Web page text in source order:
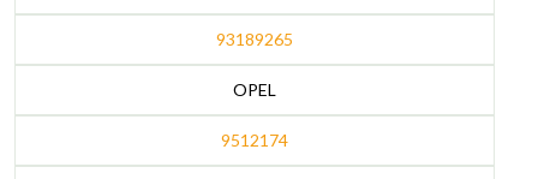
93189265
OPEL
9512174